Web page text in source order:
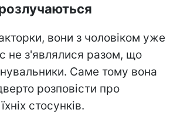
вони з чоловіком уже
не з'являлися разом, що
Саме тому вона
розповісти про
стосунків.